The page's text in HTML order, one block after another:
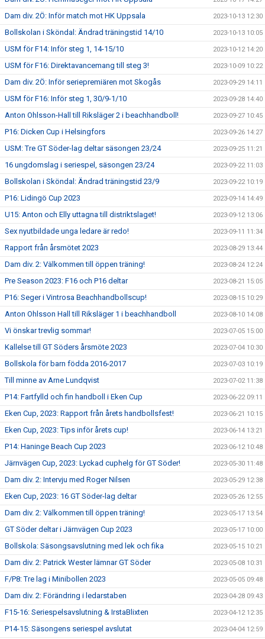
Dam div. 2Ö: Inför match mot HK Uppsala 2023-10-13 12:30
Bollskolan i Sköndal: Ändrad träningstid 14/10 2023-10-13 10:05
USM för F14: Inför steg 1, 14-15/10 2023-10-12 14:20
USM för F16: Direktavancemang till steg 3! 2023-10-09 10:22
Dam div. 2Ö: Inför seriepremiären mot Skogås 2023-09-29 14:11
USM för F16: Inför steg 1, 30/9-1/10 2023-09-28 14:40
Anton Ohlsson-Hall till Riksläger 2 i beachhandboll! 2023-09-27 10:45
P16: Dicken Cup i Helsingfors 2023-09-26 14:27
USM: Tre GT Söder-lag deltar säsongen 23/24 2023-09-25 11:21
16 ungdomslag i seriespel, säsongen 23/24 2023-09-22 11:03
Bollskolan i Sköndal: Ändrad träningstid 23/9 2023-09-22 10:19
P16: Lidingö Cup 2023 2023-09-14 14:49
U15: Anton och Elly uttagna till distriktslaget! 2023-09-12 13:06
Sex nyutbildade unga ledare är redo! 2023-09-11 11:34
Rapport från årsmötet 2023 2023-08-29 13:44
Dam div. 2: Välkommen till öppen träning! 2023-08-24 12:24
Pre Season 2023: F16 och P16 deltar 2023-08-21 15:05
P16: Seger i Vintrosa Beachhandbollscup! 2023-08-15 10:29
Anton Ohlsson Hall till Riksläger 1 i beachhandboll 2023-08-10 14:08
Vi önskar trevlig sommar! 2023-07-05 15:00
Kallelse till GT Söders årsmöte 2023 2023-07-04 10:30
Bollskola för barn födda 2016-2017 2023-07-03 10:19
Till minne av Arne Lundqvist 2023-07-02 11:38
P14: Fartfylld och fin handboll i Eken Cup 2023-06-22 09:11
Eken Cup, 2023: Rapport från årets handbollsfest! 2023-06-21 10:15
Eken Cup, 2023: Tips inför årets cup! 2023-06-14 13:21
P14: Haninge Beach Cup 2023 2023-06-12 10:48
Järnvägen Cup, 2023: Lyckad cuphelg för GT Söder! 2023-05-30 11:48
Dam div. 2: Intervju med Roger Nilsen 2023-05-29 12:38
Eken Cup, 2023: 16 GT Söder-lag deltar 2023-05-26 12:55
Dam div. 2: Välkommen till öppen träning! 2023-05-17 13:54
GT Söder deltar i Järnvägen Cup 2023 2023-05-17 10:00
Bollskola: Säsongsavslutning med lek och fika 2023-05-15 10:21
Dam div. 2: Patrick Wester lämnar GT Söder 2023-05-08 10:31
F/P8: Tre lag i Minibollen 2023 2023-05-05 09:48
Dam div. 2: Förändring i ledarstaben 2023-04-28 09:43
F15-16: Seriespelsavslutning & IrstaBlixten 2023-04-12 12:35
P14-15: Säsongens seriespel avslutat 2023-04-04 12:59